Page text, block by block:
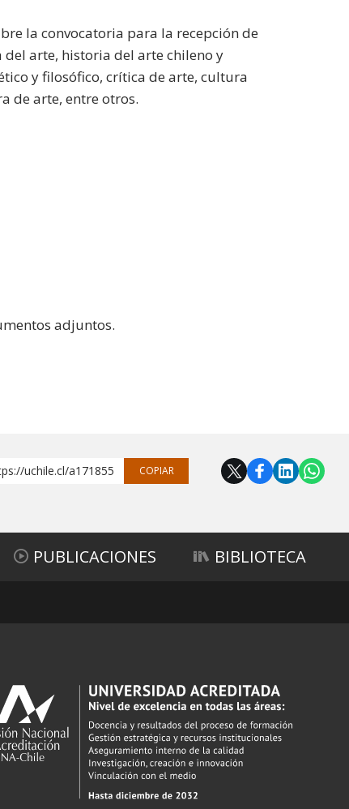
la convocatoria para la recepción de
arte, historia del arte chileno y
y filosófico, crítica de arte, cultura
de arte, entre otros.
adjuntos.
uchile.cl/a171855 COPIAR
PUBLICACIONES BIBLIOTECA